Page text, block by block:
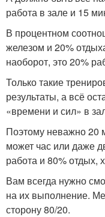
работа в зале и 15
В процентном
железом и 20%
наоборот, это 20%
Только такие
результаты, а всё
«времени и сил» в
Поэтому неважно 20
может час или даже
работа и 80% отдых,
Вам всегда нужно
на их выполнение.
сторону 80/20.